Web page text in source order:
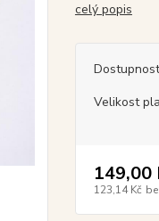
celý popis
Dostupnost
Velikost
149,00
123,14 Kč